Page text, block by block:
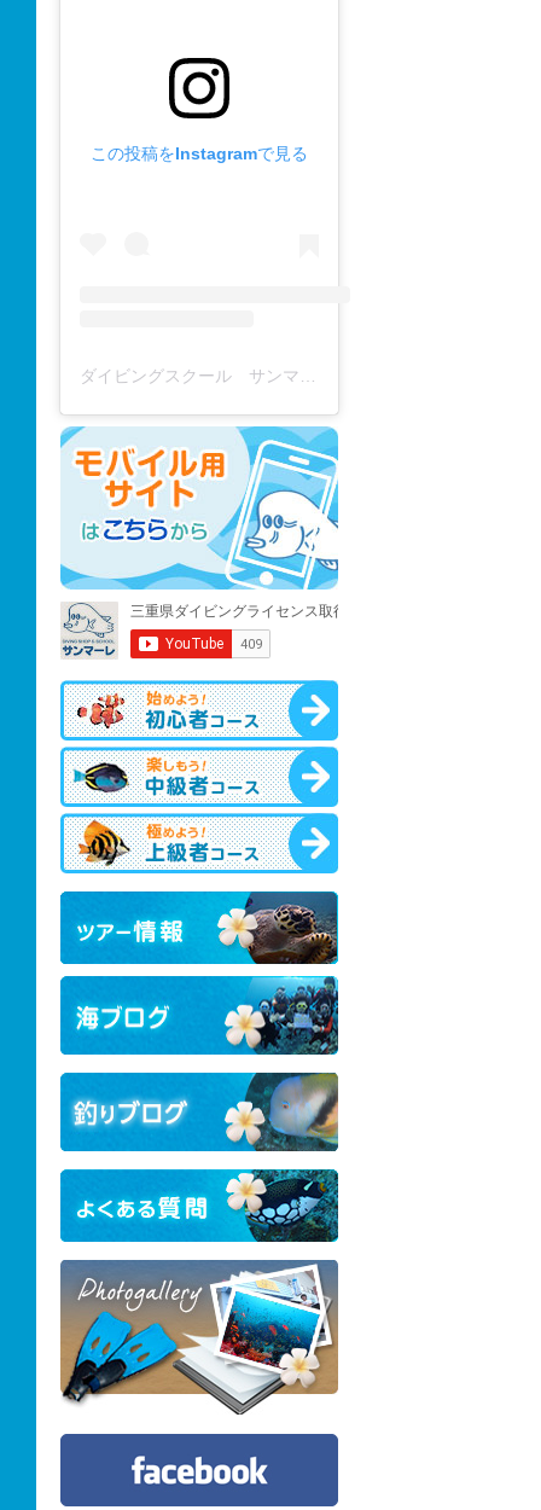
この投稿をInstagramで見る
ダイビングスクール サンマーレ / diving school(@diving_school_sanmare)がシェアした投稿